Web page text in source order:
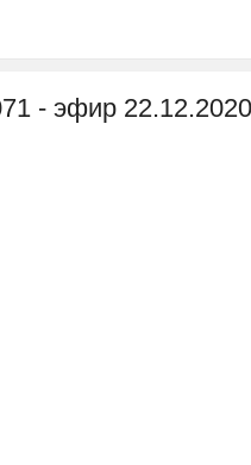
- эфир